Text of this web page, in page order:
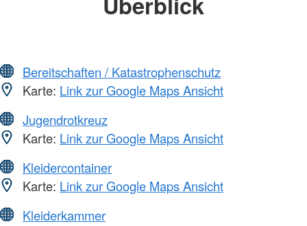
Bereitschaften / Katastrophenschutz
Karte: Link zur Google Maps Ansicht
Jugendrotkreuz
Karte: Link zur Google Maps Ansicht
Kleidercontainer
Karte: Link zur Google Maps Ansicht
Kleiderkammer